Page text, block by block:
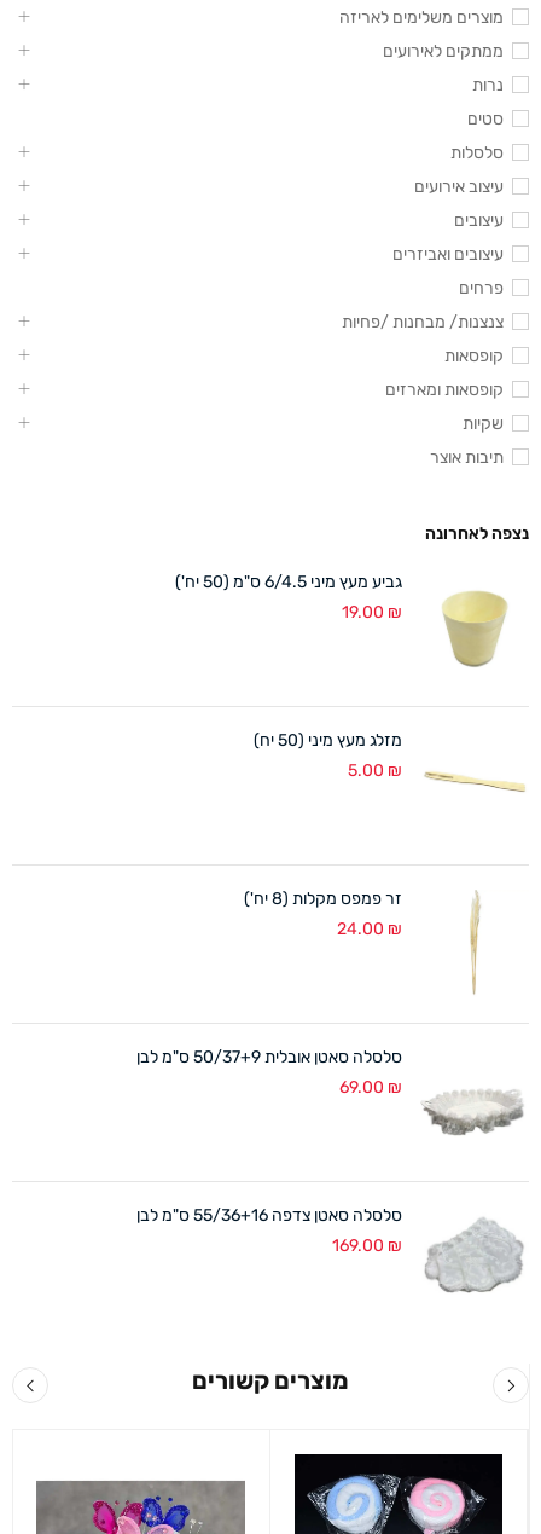
מוצרים משלימים לאריזה
ממתקים לאירועים
נרות
סטים
סלסלות
עיצוב אירועים
עיצובים
עיצובים ואביזרים
פרחים
צנצנות/ מבחנות /פחיות
קופסאות
קופסאות ומארזים
שקיות
תיבות אוצר
נצפה לאחרונה
גביע מעץ מיני 6/4.5 ס"מ (50 יח')
19.00 ₪
מזלג מעץ מיני (50 יח)
5.00 ₪
זר פמפס מקלות (8 יח')
24.00 ₪
סלסלה סאטן אובלית 50/37+9 ס"מ לבן
69.00 ₪
סלסלה סאטן צדפה 55/36+16 ס"מ לבן
169.00 ₪
מוצרים קשורים